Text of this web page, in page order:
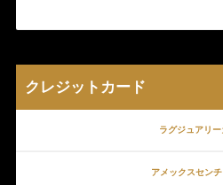
クレジットカード
ラグジュアリー
アメックスセン